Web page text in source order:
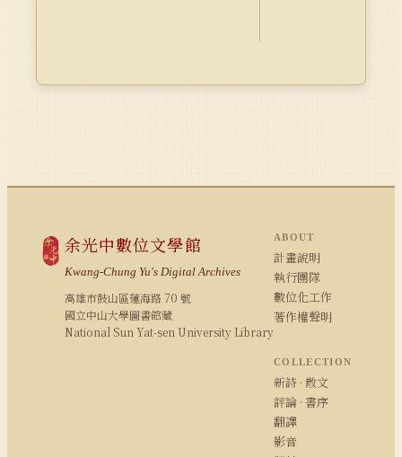
余光中數位文學館
Kwang-Chung Yu's Digital Archives
高雄市鼓山區蓮海路 70 號
國立中山大學圖書館藏
National Sun Yat-sen University Library
ABOUT
計畫說明
執行團隊
數位化工作
著作權聲明
COLLECTION
新詩 · 散文
評論 · 書序
翻譯
影音